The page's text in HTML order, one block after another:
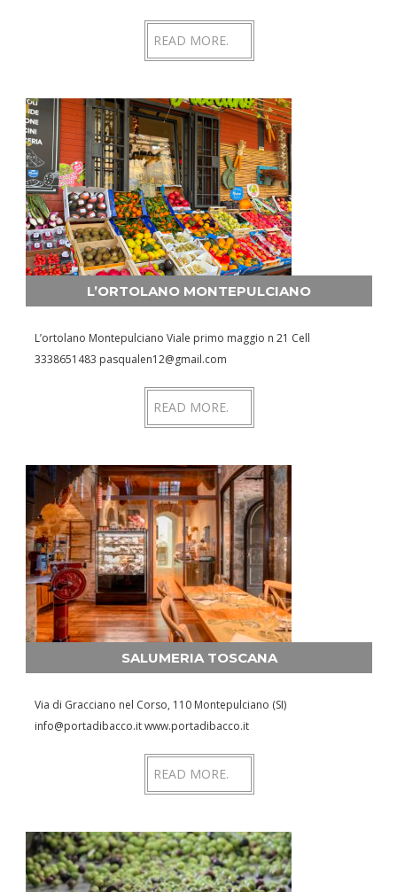
READ MORE.
L’ORTOLANO MONTEPULCIANO
L’ortolano Montepulciano Viale primo maggio n 21 Cell
3338651483 pasqualen12@gmail.com
READ MORE.
SALUMERIA TOSCANA
Via di Gracciano nel Corso, 110 Montepulciano (SI)
info@portadibacco.it www.portadibacco.it
READ MORE.